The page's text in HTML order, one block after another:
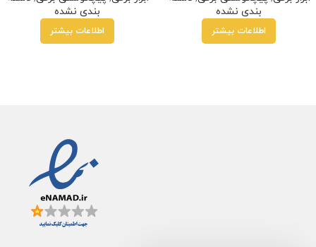
بندی نشده
اطلاعات بیشتر
بندی نشده
اطلاعات بیشتر